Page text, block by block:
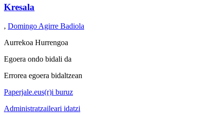
Kresala
, Domingo Agirre Badiola
Aurrekoa Hurrengoa
Egoera ondo bidali da
Errorea egoera bidaltzean
Paperjale.eus(r)i buruz
Administratzaileari idatzi